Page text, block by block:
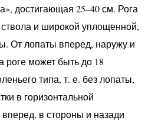
достигающая 25–40 см. Рога
ствола и широкой уплощенной,
От лопаты вперед, наружу и
роге может быть до 18
типа, т. е. без лопаты,
в горизонтальной
в стороны и назади